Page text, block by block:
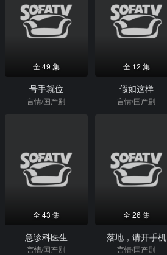
全 49 集
号手就位
言情/国产剧
全 12 集
假如这样
言情/国产剧
全 43 集
急诊科医生
言情/国产剧
全 26 集
落地，请开手机
言情/国产剧